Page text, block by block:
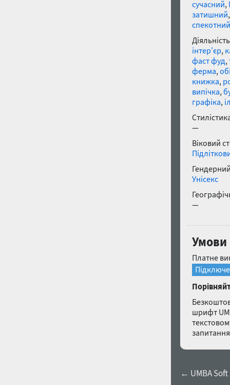
сучасний,
затишний
спекотний
інтер'єр,
фаст фуд,
ферма,
книжка,
випічка,
графіка,
—
Віковий
Унісекс
—
Умови
Платне
шрифт
← UMBA